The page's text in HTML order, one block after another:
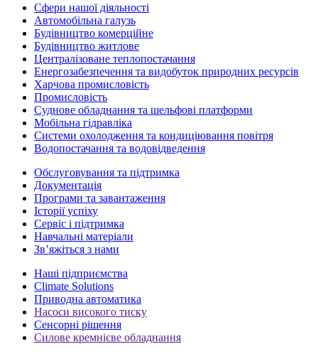
Сфери нашої діяльності
Автомобільна галузь
Будівництво комерційне
Будівництво житлове
Централізоване теплопостачання
Енергозабезпечення та видобуток природних ресурсів
Харчова промисловість
Промисловість
Суднове обладнання та шельфові платформи
Мобільна гідравліка
Системи охолодження та кондиціювання повітря
Водопостачання та водовідведення
Обслуговування та підтримка
Документація
Програми та завантаження
Історії успіху
Сервіс і підтримка
Навчальні матеріали
Зв’яжіться з нами
Наші підприємства
Climate Solutions
Приводна автоматика
Насоси високого тиску
Сенсорні рішення
Силове кремнієве обладнання